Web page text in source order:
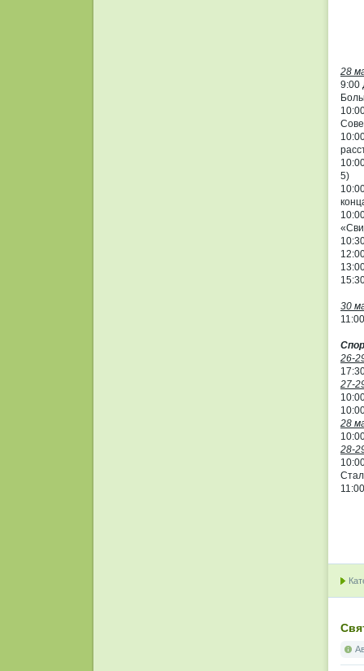
28
9:00
5)
30
26-
27-
28
28-